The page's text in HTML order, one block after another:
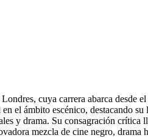
cuya carrera abarca desde
el ámbito escénico, destacando
y drama. Su consagración
mezcla de cine negro,